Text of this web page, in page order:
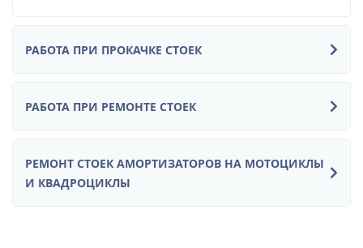
РАБОТА ПРИ ПРОКАЧКЕ СТОЕК
РАБОТА ПРИ РЕМОНТЕ СТОЕК
РЕМОНТ СТОЕК АМОРТИЗАТОРОВ НА МОТОЦИКЛЫ
И КВАДРОЦИКЛЫ